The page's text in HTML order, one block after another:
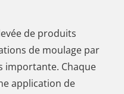
de produits
de moulage par
importante. Chaque
application de